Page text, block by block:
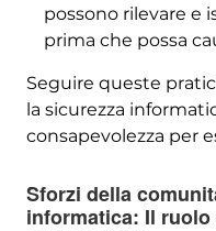
possono rilevare e
prima che possa
Seguire queste
la sicurezza
consapevolezza per
Sforzi della
informatica: Il